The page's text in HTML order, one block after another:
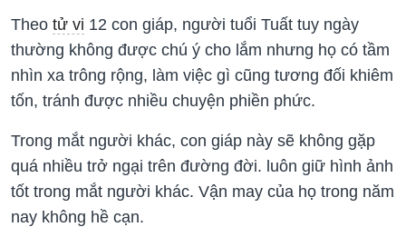
Theo tử vi 12 con giáp, người tuổi Tuất tuy ngày
thường không được chú ý cho lắm nhưng họ có tầm
nhìn xa trông rộng, làm việc gì cũng tương đối khiêm
tốn, tránh được nhiều chuyện phiền phức.
Trong mắt người khác, con giáp này sẽ không gặp
quá nhiều trở ngại trên đường đời. luôn giữ hình ảnh
tốt trong mắt người khác. Vận may của họ trong năm
nay không hề cạn.